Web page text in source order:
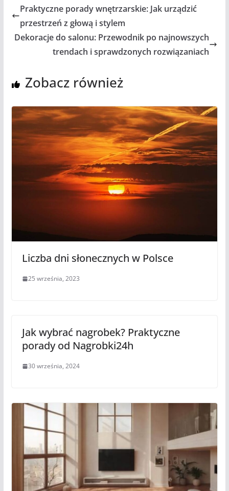
Praktyczne porady wnętrzarskie: Jak urządzić
przestrzeń z głową i stylem
Dekoracje do salonu: Przewodnik po najnowszych
trendach i sprawdzonych rozwiązaniach
Zobacz również
Liczba dni słonecznych w Polsce
25 września, 2023
Jak wybrać nagrobek? Praktyczne
porady od Nagrobki24h
30 września, 2024